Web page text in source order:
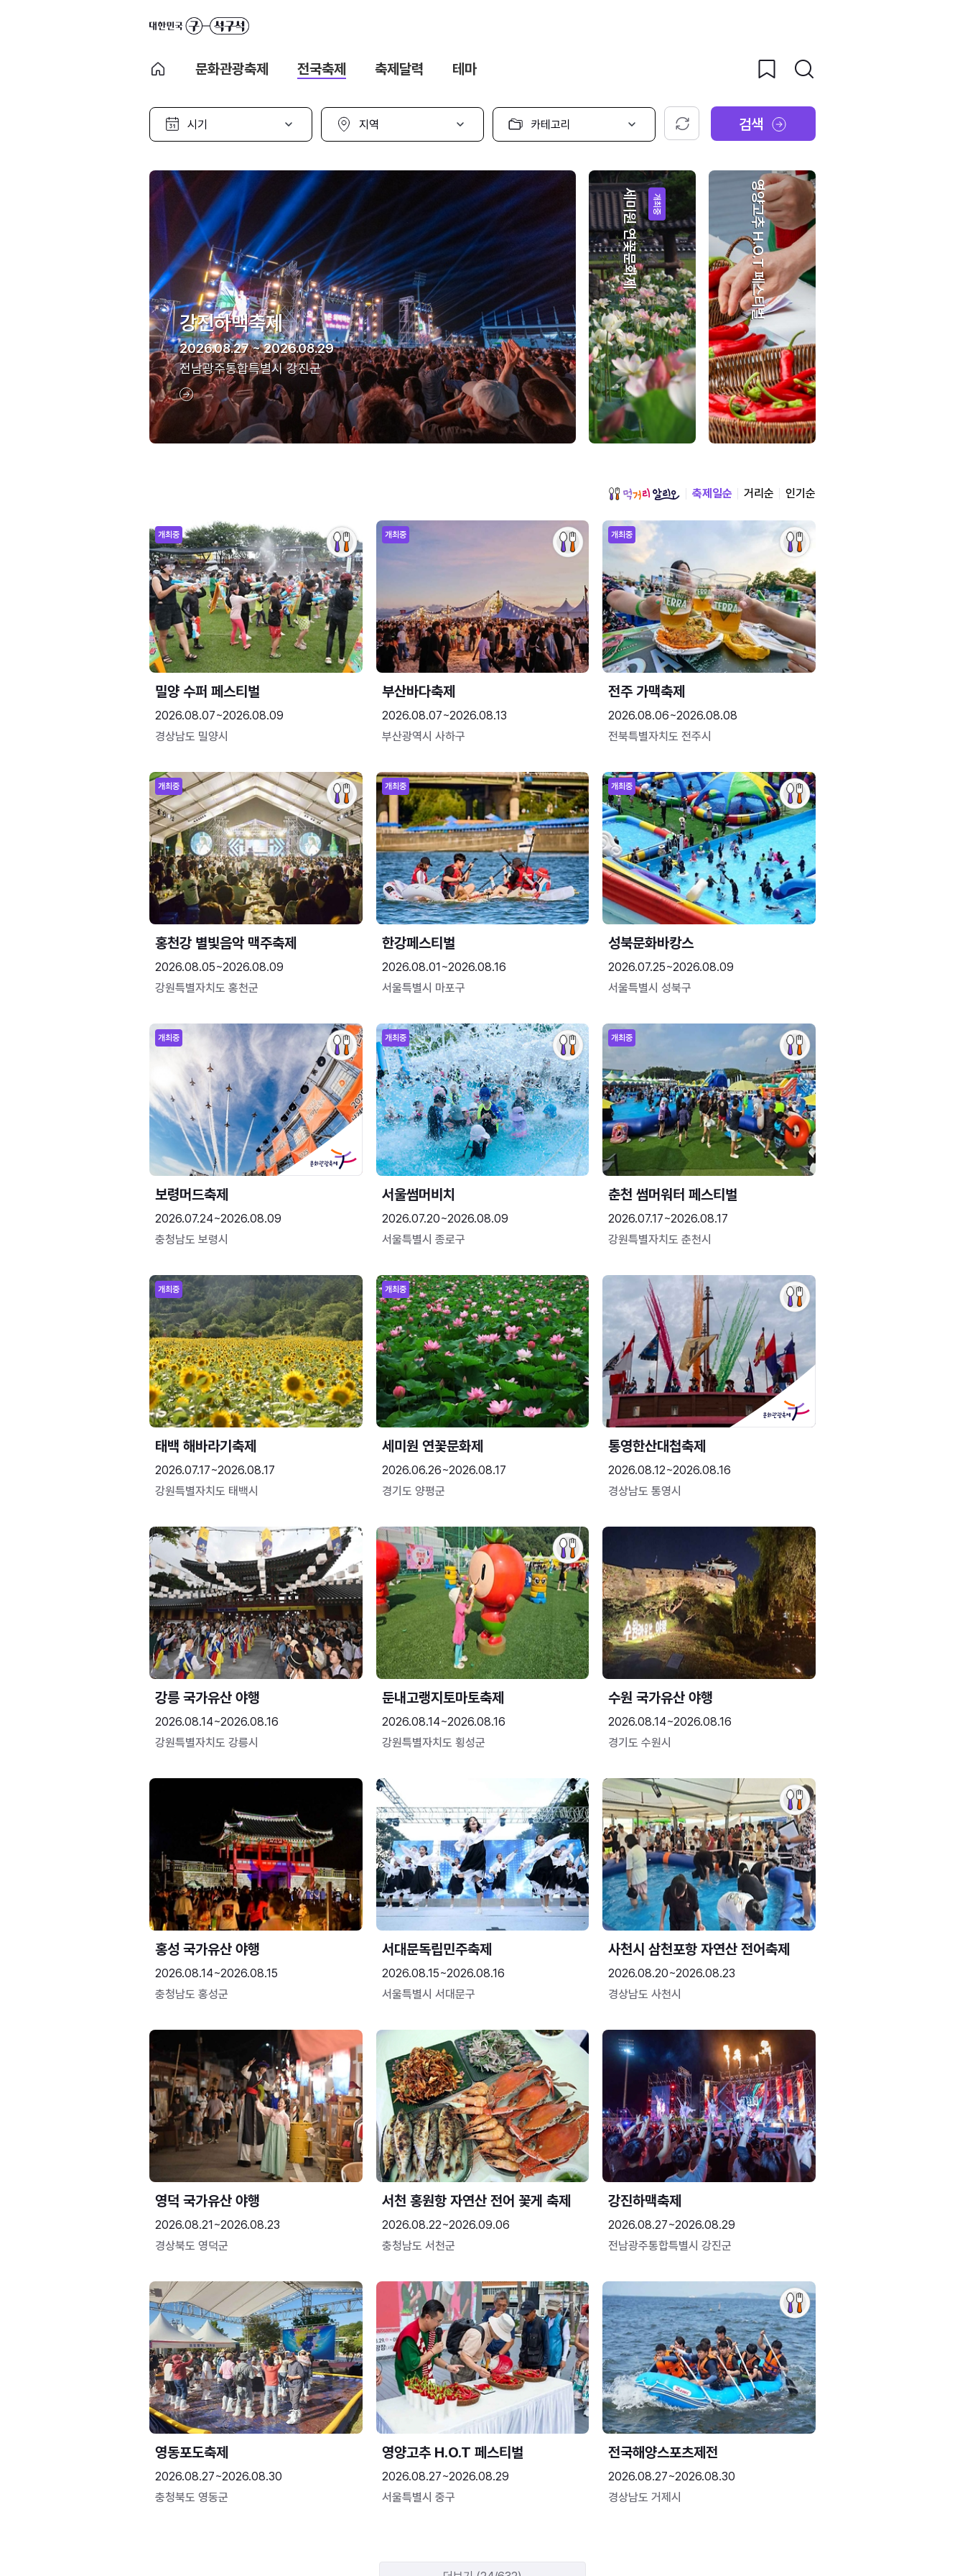
문화관광축제 전국축제 축제달력 테마
시
선
지
선
카
고
선
택
초기화 검색
강진하맥축제
2026.08.27 ~ 2026.08.29
전남광주통합특별시 강진군
개최중
세미원 연꽃문화제 영양고추 H.O.T 페스티벌
축제일순 거리순 인기순
개최중
밀양 수퍼 페스티벌
2026.08.07~2026.08.09
경상남도 밀양시
개최중
부산바다축제
2026.08.07~2026.08.13
부산광역시 사하구
개최중
전주 가맥축제
2026.08.06~2026.08.08
전북특별자치도 전주시
개최중
홍천강 별빛음악 맥주축제
2026.08.05~2026.08.09
강원특별자치도 홍천군
개최중
한강페스티벌
2026.08.01~2026.08.16
서울특별시 마포구
개최중
성북문화바캉스
2026.07.25~2026.08.09
서울특별시 성북구
개최중
보령머드축제
2026.07.24~2026.08.09
충청남도 보령시
개최중
서울썸머비치
2026.07.20~2026.08.09
서울특별시 종로구
개최중
춘천 썸머워터 페스티벌
2026.07.17~2026.08.17
강원특별자치도 춘천시
개최중
태백 해바라기축제
2026.07.17~2026.08.17
강원특별자치도 태백시
개최중
세미원 연꽃문화제
2026.06.26~2026.08.17
경기도 양평군
통영한산대첩축제
2026.08.12~2026.08.16
경상남도 통영시
강릉 국가유산 야행
2026.08.14~2026.08.16
강원특별자치도 강릉시
둔내고랭지토마토축제
2026.08.14~2026.08.16
강원특별자치도 횡성군
수원 국가유산 야행
2026.08.14~2026.08.16
경기도 수원시
홍성 국가유산 야행
2026.08.14~2026.08.15
충청남도 홍성군
서대문독립민주축제
2026.08.15~2026.08.16
서울특별시 서대문구
사천시 삼천포항 자연산 전어축제
2026.08.20~2026.08.23
경상남도 사천시
영덕 국가유산 야행
2026.08.21~2026.08.23
경상북도 영덕군
서천 홍원항 자연산 전어 꽃게 축제
2026.08.22~2026.09.06
충청남도 서천군
강진하맥축제
2026.08.27~2026.08.29
전남광주통합특별시 강진군
영동포도축제
2026.08.27~2026.08.30
충청북도 영동군
영양고추 H.O.T 페스티벌
2026.08.27~2026.08.29
서울특별시 중구
전국해양스포츠제전
2026.08.27~2026.08.30
경상남도 거제시